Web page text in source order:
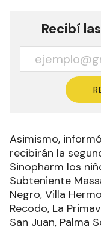
Recibí
Asimismo,
recibirán la
Sinopharm los
Subteniente
Negro, Villa
Recodo, La
San Juan, Palma